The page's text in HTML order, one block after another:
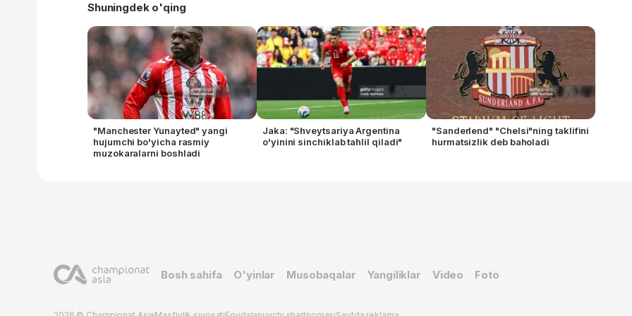
Shuningdek o'qing
"Manchester Yunayted" yangi
hujumchi bo'yicha rasmiy
muzokaralarni boshladi
Jaka: "Shveytsariya Argentina
o'yinini sinchiklab tahlil qiladi"
"Sanderlend" "Chelsi"ning taklifini
hurmatsizlik deb baholadi
Bosh sahifa O'yinlar Musobaqalar Yangiliklar Video Foto